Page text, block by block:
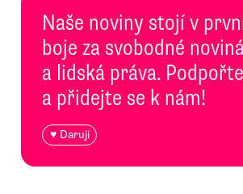
Naše noviny stojí v
boje za svobodné
a lidská práva.
a přidejte se k nám!
♥ Daruji